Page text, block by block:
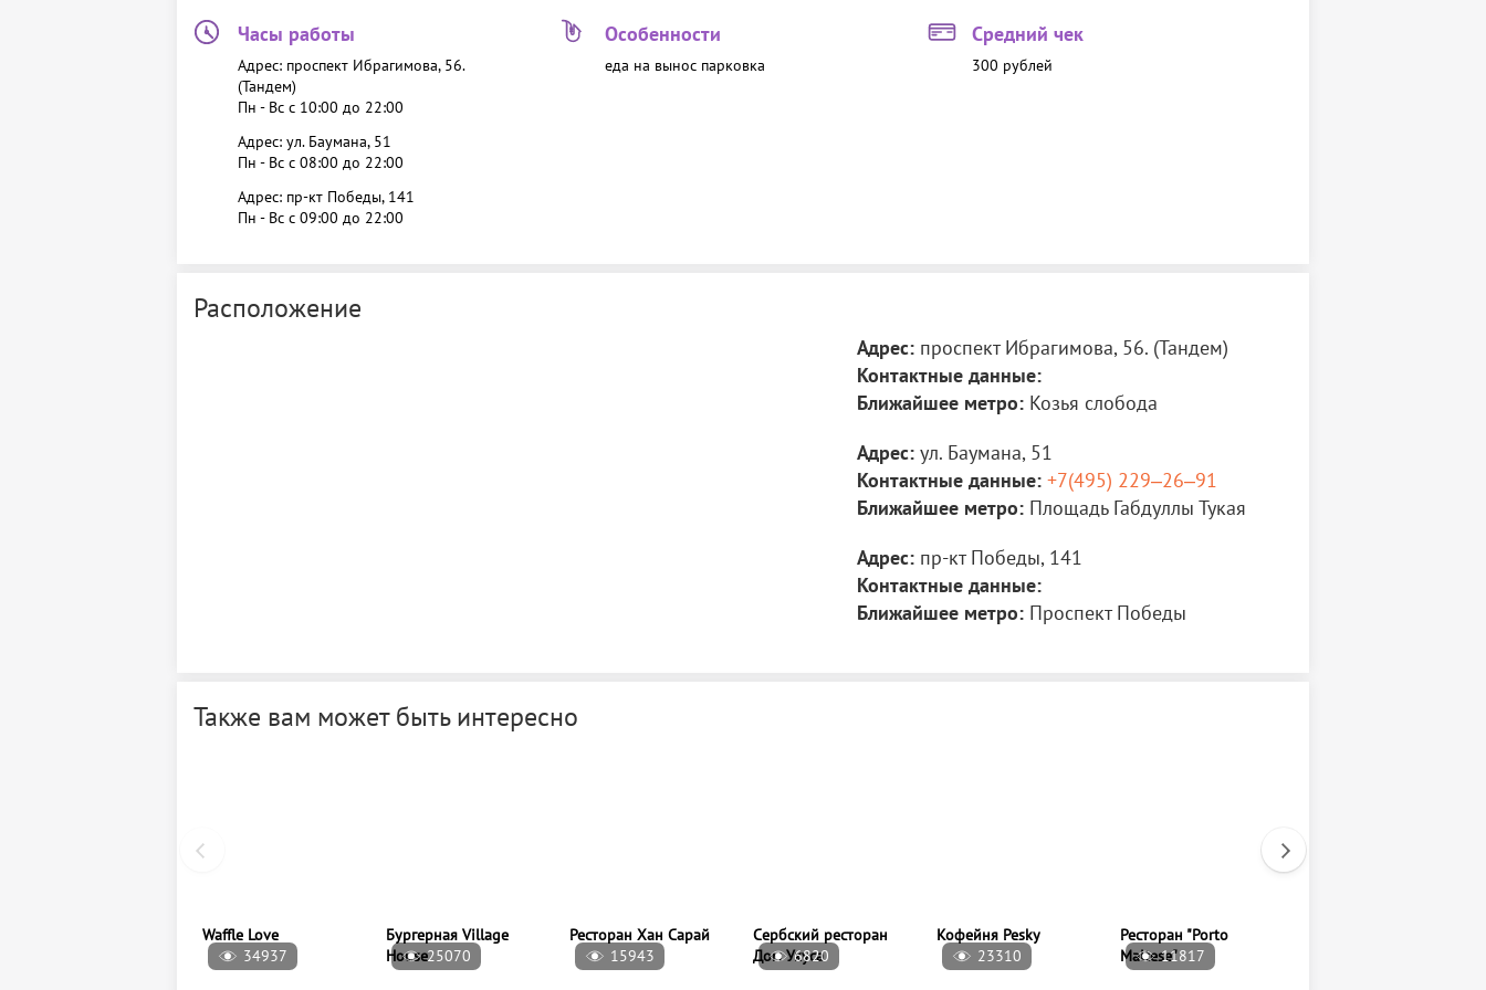
Часы работы
Адрес: проспект Ибрагимова, 56.
(Тандем)
Пн - Вс c 10:00 до 22:00
Адрес: ул. Баумана, 51
Пн - Вс c 08:00 до 22:00
Адрес: пр-кт Победы, 141
Пн - Вс c 09:00 до 22:00
Особенности
еда на вынос парковка
Средний чек
300 рублей
Расположение
Адрес: проспект Ибрагимова, 56. (Тандем)
Контактные данные:
Ближайшее метро: Козья слобода
Адрес: ул. Баумана, 51
Контактные данные: +7(495) 229‒26‒91
Ближайшее метро: Площадь Габдуллы Тукая
Адрес: пр-кт Победы, 141
Контактные данные:
Ближайшее метро: Проспект Победы
Также вам может быть интересно
34937
25070
15943
6820
23310
11817